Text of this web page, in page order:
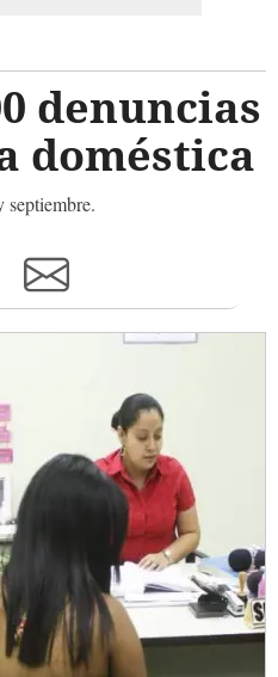
denuncias
doméstica
septiembre.